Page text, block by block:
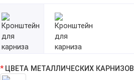
ЦВЕТА МЕТАЛЛИЧЕСКИХ КАРНИЗОВ